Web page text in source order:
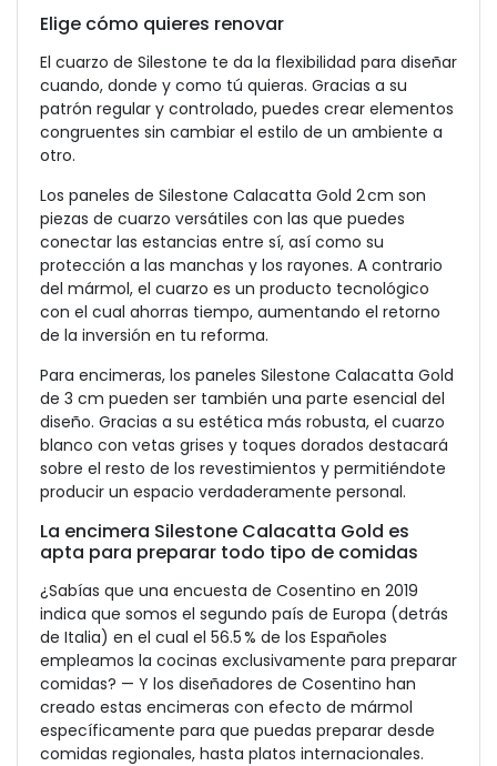
Elige cómo quieres renovar
El cuarzo de Silestone te da la flexibilidad para diseñar
cuando, donde y como tú quieras. Gracias a su
patrón regular y controlado, puedes crear elementos
congruentes sin cambiar el estilo de un ambiente a
otro.
Los paneles de Silestone Calacatta Gold 2 cm son
piezas de cuarzo versátiles con las que puedes
conectar las estancias entre sí, así como su
protección a las manchas y los rayones. A contrario
del mármol, el cuarzo es un producto tecnológico
con el cual ahorras tiempo, aumentando el retorno
de la inversión en tu reforma.
Para encimeras, los paneles Silestone Calacatta Gold
de 3 cm pueden ser también una parte esencial del
diseño. Gracias a su estética más robusta, el cuarzo
blanco con vetas grises y toques dorados destacará
sobre el resto de los revestimientos y permitiéndote
producir un espacio verdaderamente personal.
La encimera Silestone Calacatta Gold es
apta para preparar todo tipo de comidas
¿Sabías que una encuesta de Cosentino en 2019
indica que somos el segundo país de Europa (detrás
de Italia) en el cual el 56.5 % de los Españoles
empleamos la cocinas exclusivamente para preparar
comidas? — Y los diseñadores de Cosentino han
creado estas encimeras con efecto de mármol
específicamente para que puedas preparar desde
comidas regionales, hasta platos internacionales.